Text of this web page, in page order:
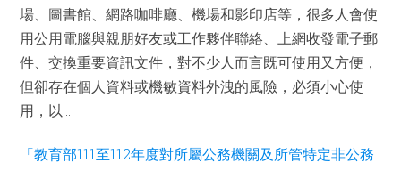
場、圖書館、網路咖啡廳、機場和影印店等，很多人會使
用公用電腦與親朋好友或工作夥伴聯絡、上網收發電子郵
件、交換重要資訊文件，對不少人而言既可使用又方便，
但卻存在個人資料或機敏資料外洩的風險，必須小心使
用，以...
「教育部111至112年度對所屬公務機關及所管特定非公務